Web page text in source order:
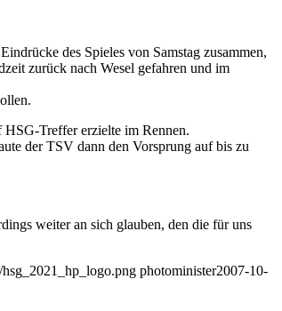
des Spieles von Samstag zusammen,
zurück nach Wesel gefahren und im
Treffer erzielte im Rennen.
der TSV dann den Vorsprung auf bis zu
weiter an sich glauben, den die für uns
photominister2007-10-